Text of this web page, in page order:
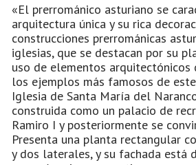
«El prerrománico asturiano se
arquitectura única y su rica
construcciones prerrománicas
iglesias, que se destacan por su
uso de elementos arquitectónicos
los ejemplos más famosos de
Iglesia de Santa María del
construida como un palacio de
Ramiro I y posteriormente se
Presenta una planta rectangular
y dos laterales, y su fachada está